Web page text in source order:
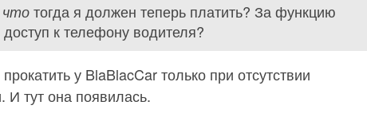
что тогда я должен теперь платить? За функцию
к телефону водителя?
у BlaBlacCar только при отсутствии
И тут она появилась.